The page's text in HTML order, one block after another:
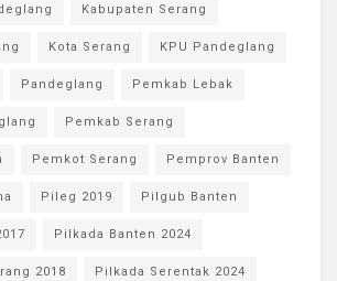
Kabupaten Serang
Kota Serang KPU Pandeglang
Pandeglang Pemkab Lebak
Pemkab Serang
Pemkot Serang Pemprov Banten
Pileg 2019 Pilgub Banten
Pilkada Banten 2024
2018 Pilkada Serentak 2024